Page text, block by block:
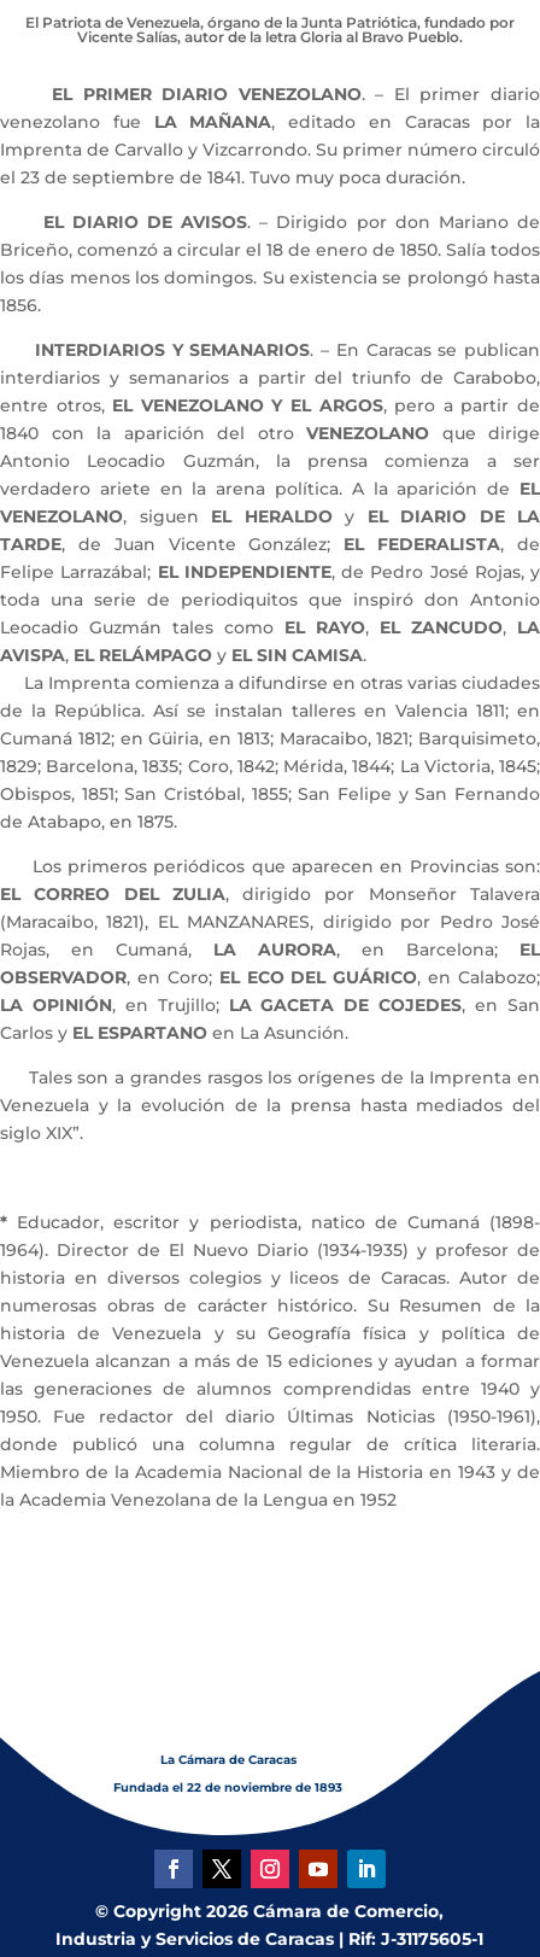
El Patriota de Venezuela, órgano de la Junta Patriótica, fundado por
Vicente Salías, autor de la letra Gloria al Bravo Pueblo.
EL PRIMER DIARIO VENEZOLANO. – El primer diario
venezolano fue LA MAÑANA, editado en Caracas por la
Imprenta de Carvallo y Vizcarrondo. Su primer número circuló
el 23 de septiembre de 1841. Tuvo muy poca duración.
EL DIARIO DE AVISOS. – Dirigido por don Mariano de
Briceño, comenzó a circular el 18 de enero de 1850. Salía todos
los días menos los domingos. Su existencia se prolongó hasta
1856.
INTERDIARIOS Y SEMANARIOS. – En Caracas se publican
interdiarios y semanarios a partir del triunfo de Carabobo,
entre otros, EL VENEZOLANO Y EL ARGOS, pero a partir de
1840 con la aparición del otro VENEZOLANO que dirige
Antonio Leocadio Guzmán, la prensa comienza a ser
verdadero ariete en la arena política. A la aparición de EL
VENEZOLANO, siguen EL HERALDOy EL DIARIO DE LA
TARDE, de Juan Vicente González; EL FEDERALISTA, de
Felipe Larrazábal; EL INDEPENDIENTE, de Pedro José Rojas, y
toda una serie de periodiquitos que inspiró don Antonio
Leocadio Guzmán tales como EL RAYO, EL ZANCUDO, LA
AVISPA, EL RELÁMPAGO y EL SIN CAMISA.
La Imprenta comienza a difundirse en otras varias ciudades
de la República. Así se instalan talleres en Valencia 1811; en
Cumaná 1812; en Güiria, en 1813; Maracaibo, 1821; Barquisimeto,
1829; Barcelona, 1835; Coro, 1842; Mérida, 1844; La Victoria, 1845;
Obispos, 1851; San Cristóbal, 1855; San Felipe y San Fernando
de Atabapo, en 1875.
Los primeros periódicos que aparecen en Provincias son:
EL CORREO DEL ZULIA, dirigido por Monseñor Talavera
(Maracaibo, 1821), EL MANZANARES, dirigido por Pedro José
Rojas, en Cumaná, LA AURORA, en Barcelona; EL
OBSERVADOR, en Coro; EL ECO DEL GUÁRICO, en Calabozo;
LA OPINIÓN, en Trujillo; LA GACETA DE COJEDES, en San
Carlos y EL ESPARTANO en La Asunción.
Tales son a grandes rasgos los orígenes de la Imprenta en
Venezuela y la evolución de la prensa hasta mediados del
siglo XIX”.
* Educador, escritor y periodista, natico de Cumaná (1898-
1964). Director de El Nuevo Diario (1934-1935) y profesor de
historia en diversos colegios y liceos de Caracas. Autor de
numerosas obras de carácter histórico. Su Resumen de la
historia de Venezuela y su Geografía física y política de
Venezuela alcanzan a más de 15 ediciones y ayudan a formar
las generaciones de alumnos comprendidas entre 1940 y
1950. Fue redactor del diario Últimas Noticias (1950-1961),
donde publicó una columna regular de crítica literaria.
Miembro de la Academia Nacional de la Historia en 1943 y de
la Academia Venezolana de la Lengua en 1952
La Cámara de Caracas
Fundada el 22 de noviembre de 1893
© Copyright 2026 Cámara de Comercio,
Industria y Servicios de Caracas | Rif: J-31175605-1